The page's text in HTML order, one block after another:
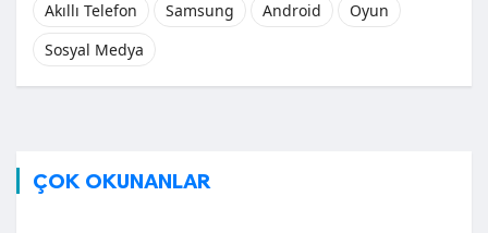
Akıllı Telefon
Samsung Android
Oyun
Sosyal Medya
ÇOK OKUNANLAR